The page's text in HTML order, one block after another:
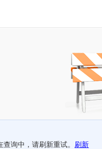
查询中，请刷新重试。 刷新